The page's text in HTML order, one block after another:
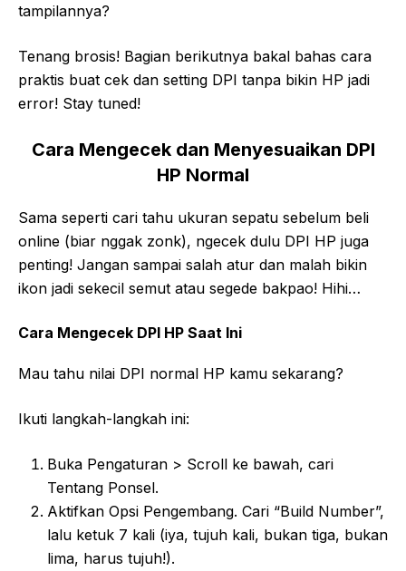
tampilannya?
Tenang brosis! Bagian berikutnya bakal bahas cara
praktis buat cek dan setting DPI tanpa bikin HP jadi
error! Stay tuned!
Cara Mengecek dan Menyesuaikan DPI
HP Normal
Sama seperti cari tahu ukuran sepatu sebelum beli
online (biar nggak zonk), ngecek dulu DPI HP juga
penting! Jangan sampai salah atur dan malah bikin
ikon jadi sekecil semut atau segede bakpao! Hihi…
Cara Mengecek DPI HP Saat Ini
Mau tahu nilai DPI normal HP kamu sekarang?
Ikuti langkah-langkah ini:
Buka Pengaturan > Scroll ke bawah, cari
Tentang Ponsel.
Aktifkan Opsi Pengembang. Cari “Build Number”,
lalu ketuk 7 kali (iya, tujuh kali, bukan tiga, bukan
lima, harus tujuh!).